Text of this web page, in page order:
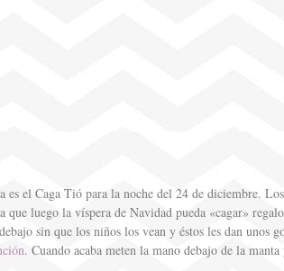
el Caga Tió para la noche del 24 de diciembre.
que luego la víspera de Navidad pueda «cagar»
sin que los niños los vean y éstos les dan unos
. Cuando acaba meten la mano debajo de la manta